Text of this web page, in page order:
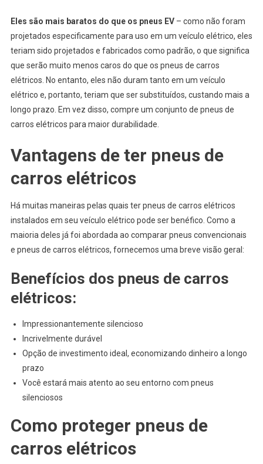
Eles são mais baratos do que os pneus EV– como não foram
projetados especificamente para uso em um veículo elétrico, eles
teriam sido projetados e fabricados como padrão, o que significa
que serão muito menos caros do que os pneus de carros
elétricos. No entanto, eles não duram tanto em um veículo
elétrico e, portanto, teriam que ser substituídos, custando mais a
longo prazo. Em vez disso, compre um conjunto de pneus de
carros elétricos para maior durabilidade.
Vantagens de ter pneus de
carros elétricos
Há muitas maneiras pelas quais ter pneus de carros elétricos
instalados em seu veículo elétrico pode ser benéfico. Como a
maioria deles já foi abordada ao comparar pneus convencionais
e pneus de carros elétricos, fornecemos uma breve visão geral:
Benefícios dos pneus de carros
elétricos:
Impressionantemente silencioso
Incrivelmente durável
Opção de investimento ideal, economizando dinheiro a longo
prazo
Você estará mais atento ao seu entorno com pneus
silenciosos
Como proteger pneus de
carros elétricos